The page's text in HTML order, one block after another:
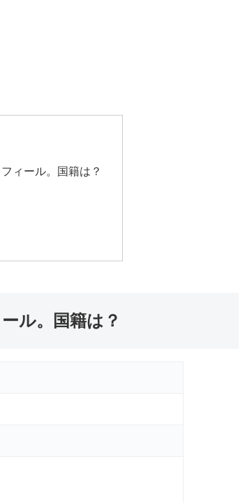
ィール。国籍は？
ル。国籍は？